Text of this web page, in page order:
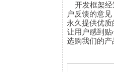
开发框架经
户反馈的意
永久提供优
让用户感到
选购我们的产